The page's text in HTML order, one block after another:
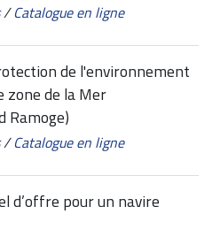
/Catalogue en ligne
de l'environnement
zone de la Mer
Ramoge)
/Catalogue en ligne
d’offre pour un navire